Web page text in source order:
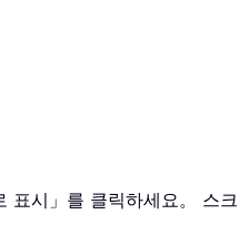
시」를 클릭하세요。 스크